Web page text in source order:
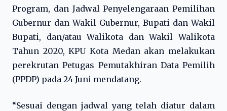
Program, dan Jadwal Penyelengaraan Pemilihan
Gubernur dan Wakil Gubernur, Bupati dan Wakil
Bupati, dan/atau Walikota dan Wakil Walikota
Tahun 2020, KPU Kota Medan akan melakukan
perekrutan Petugas Pemutakhiran Data Pemilih
(PPDP) pada 24 Juni mendatang.
“Sesuai dengan jadwal yang telah diatur dalam